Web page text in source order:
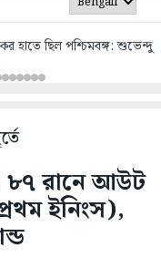
হাতে ছিল পশ্চিমবঙ্গ: শুভেন্দু
৮৭ রানে আউট
ইনিংস),